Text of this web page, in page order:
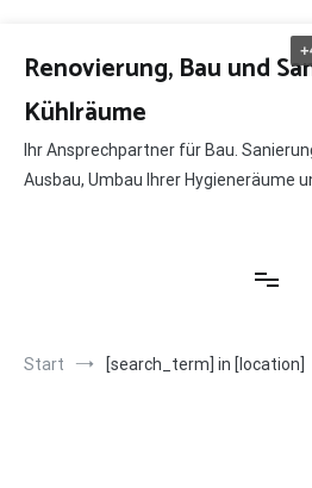
Inhalt
springen
Renovierung, Bau und
Kühlräume
Ihr Ansprechpartner für Bau.
Ausbau, Umbau Ihrer Hygieneräume
Start [search_term] in [location]